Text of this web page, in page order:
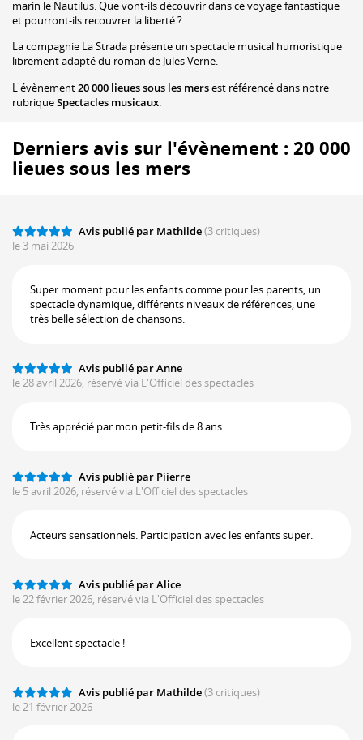
marin le Nautilus. Que vont-ils découvrir dans ce voyage fantastique
et pourront-ils recouvrer la liberté ?
La compagnie La Strada présente un spectacle musical humoristique
librement adapté du roman de Jules Verne.
L'évènement20 000 lieues sous les mersest référencé dans notre
rubriqueSpectacles musicaux
Derniers avis sur l'évènement : 20 000
lieues sous les mers
Avis publié par Mathilde(3 critiques)
le 3 mai 2026
Super moment pour les enfants comme pour les parents, un
spectacle dynamique, différents niveaux de références, une
très belle sélection de chansons.
Avis publié par Anne
le 28 avril 2026, réservé via L'Officiel des spectacles
Très apprécié par mon petit-fils de 8 ans.
Avis publié par Piierre
le 5 avril 2026, réservé via L'Officiel des spectacles
Acteurs sensationnels. Participation avec les enfants super.
Avis publié par Alice
le 22 février 2026, réservé via L'Officiel des spectacles
Excellent spectacle !
Avis publié par Mathilde(3 critiques)
le 21 février 2026